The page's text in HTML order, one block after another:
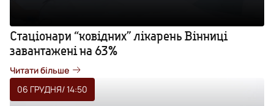
Стаціонари “ковідних” лікарень Вінниці
завантажені на 63%
Читати більше
06 ГРУДНЯ/ 14:50